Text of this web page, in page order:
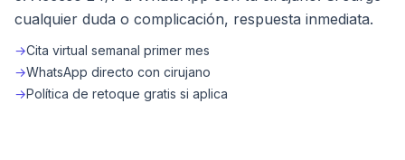
cualquier duda o complicación, respuesta inmediata.
→Cita virtual semanal primer mes
→WhatsApp directo con cirujano
→Política de retoque gratis si aplica